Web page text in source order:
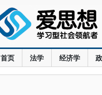
首页 法学 经济学